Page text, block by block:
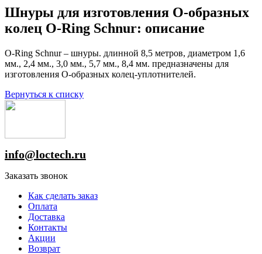
Шнуры для изготовления О-образных
колец O-Ring Schnur: описание
O-Ring Schnur – шнуры. длинной 8,5 метров, диаметром 1,6
мм., 2,4 мм., 3,0 мм., 5,7 мм., 8,4 мм. предназначены для
изготовления О-образных колец-уплотнителей.
Вернуться к списку
info@loctech.ru
Заказать звонок
Как сделать заказ
Оплата
Доставка
Контакты
Акции
Возврат